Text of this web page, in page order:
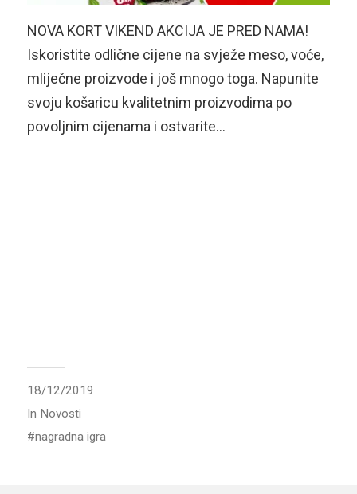
NOVA KORT VIKEND AKCIJA JE PRED NAMA!
Iskoristite odlične cijene na svježe meso, voće,
mliječne proizvode i još mnogo toga. Napunite
svoju košaricu kvalitetnim proizvodima po
povoljnim cijenama i ostvarite…
18/12/2019
In Novosti
nagradna igra